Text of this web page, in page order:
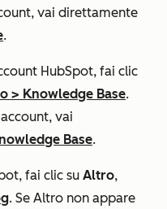
vai direttamente
.
HubSpot, fai clic
> Knowledge Base.
vai
Base.
fai clic su Altro,
. Se Altro non appare